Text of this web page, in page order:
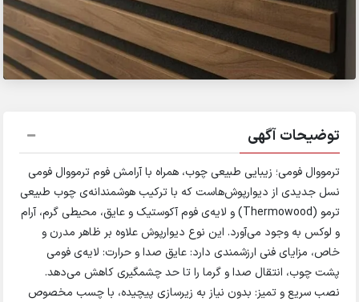
توضیحات آگهی
ترمووال فومی؛ زیبایی طبیعی چوب، همراه با آرامش فوم ترمووال فومی
نسل جدیدی از دیوارپوش‌هاست که با ترکیب هوشمندانه‌ی چوب طبیعی
ترمو (Thermowood) و لایه‌ی فوم آکوستیک و عایق، محیطی گرم، آرام
و لوکس به وجود می‌آورد. این نوع دیوارپوش علاوه بر ظاهر مدرن و
خاص، مزایای فنی ارزشمندی دارد: عایق صدا و حرارت: لایه‌ی فومی
پشت چوب، انتقال صدا و گرما را تا حد چشمگیری کاهش می‌دهد.
نصب سریع و تمیز: بدون نیاز به زیرسازی پیچیده، با چسب مخصوص